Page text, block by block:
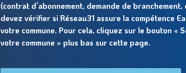
(contrat d’abonnement, demande de branchement,
devez vérifier si Réseau31 assure la compétence
votre commune. Pour cela, cliquez sur le bouton «
votre commune » plus bas sur cette page.